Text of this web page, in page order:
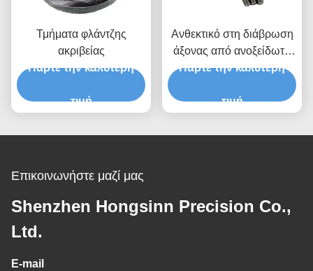
Τμήματα φλάντζης
ακριβείας
Πάρτε την καλύτερη
τιμή
Ανθεκτικό στη διάβρωση
άξονας από ανοξείδωτο
χάλυβα υψηλής ακρίβειας
μηχανικά μέρη άξονα
Πάρτε την καλύτερη
τιμή
Επικοινωνήστε μαζί μας
Shenzhen Hongsinn Precision Co.,
Ltd.
E-mail